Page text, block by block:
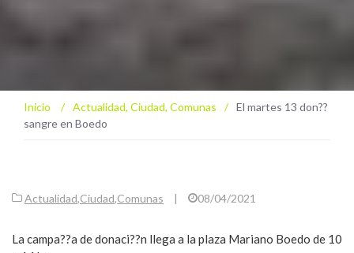
Inicio / Actualidad, Ciudad, Comunas / El martes 13 don??
sangre en Boedo
Actualidad,Ciudad,Comunas | 08/04/2021
La campa??a de donaci??n llega a la plaza Mariano Boedo de 10